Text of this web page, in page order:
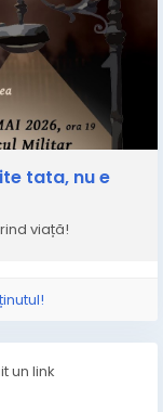
tata, nu e
viață!
un link